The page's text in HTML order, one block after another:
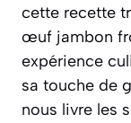
cette recette
œuf jambon
expérience
sa touche de
nous livre les